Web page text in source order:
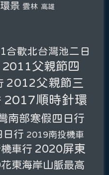
景 雲林 高雄
合歡北台灣池二日
2011父親節四
2012父親節三
2017順時針環
南部寒假四日行
日行 2019南投機車
車行 2020屏東
東海岸山脈最高